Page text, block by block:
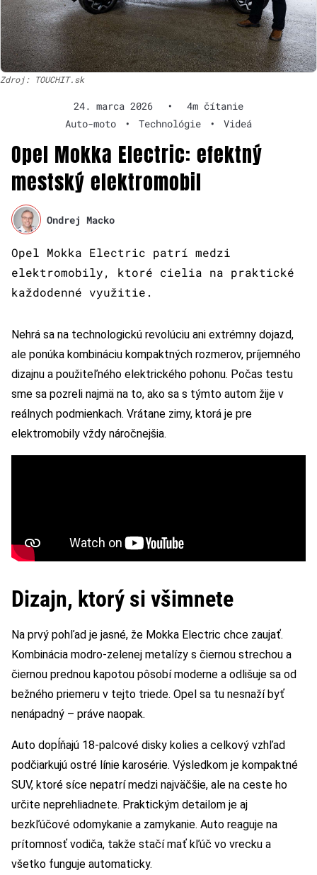
Zdroj: TOUCHIT.sk
24. marca 2026 •
4m čítanie
Auto-moto
• Technológie • Videá
Opel Mokka Electric: efektný
mestský elektromobil
Ondrej Macko
Opel Mokka Electric patrí medzi
elektromobily, ktoré cielia na praktické
každodenné využitie.
Nehrá sa na technologickú revolúciu ani extrémny dojazd,
ale ponúka kombináciu kompaktných rozmerov, príjemného
dizajnu a použiteľného elektrického pohonu. Počas testu
sme sa pozreli najmä na to, ako sa s týmto autom žije v
reálnych podmienkach. Vrátane zimy, ktorá je pre
elektromobily vždy náročnejšia.
Dizajn, ktorý si všimnete
Na prvý pohľad je jasné, že Mokka Electric chce zaujať.
Kombinácia modro-zelenej metalízy s čiernou strechou a
čiernou prednou kapotou pôsobí moderne a odlišuje sa od
bežného priemeru v tejto triede. Opel sa tu nesnaží byť
nenápadný – práve naopak.
Auto dopĺňajú 18-palcové disky kolies a celkový vzhľad
podčiarkujú ostré línie karosérie. Výsledkom je kompaktné
SUV, ktoré síce nepatrí medzi najväčšie, ale na ceste ho
určite neprehliadnete. Praktickým detailom je aj
bezkľúčové odomykanie a zamykanie. Auto reaguje na
prítomnosť vodiča, takže stačí mať kľúč vo vrecku a
všetko funguje automaticky.